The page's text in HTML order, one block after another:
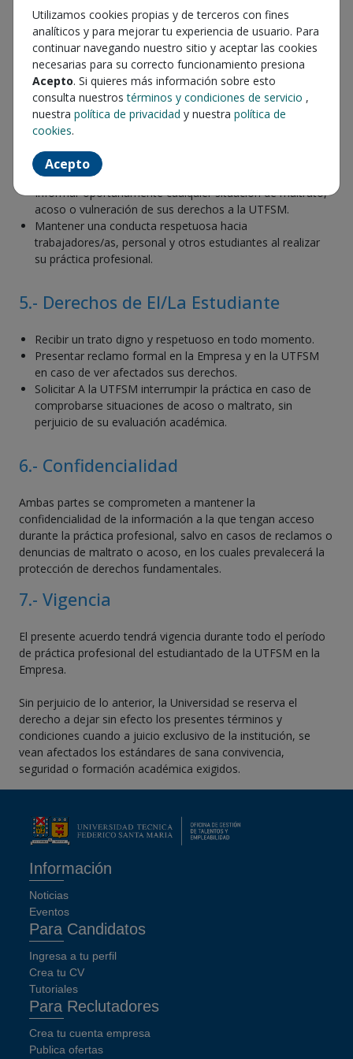
Frente a reclamos del estudiantado informar a la UTFSM,
y adoptar medidas de resguardo inmediatas.
4.- Obligaciones de El/La Estudiante
Cumplir con las tareas asignadas de acuerdo con las
instrucciones recibidas de forma colaborativa y
Respetar las normas internas de La Empresa y las
disposiciones legales vigentes.
Informar oportunamente cualquier situación de maltrato,
acoso o vulneración de sus derechos a la UTFSM.
Mantener una conducta respetuosa hacia
trabajadores/as, personal y otros estudiantes al realizar
su práctica profesional.
5.- Derechos de El/La Estudiante
Recibir un trato digno y respetuoso en todo momento.
Presentar reclamo formal en la Empresa y en la UTFSM
en caso de ver afectados sus derechos.
Solicitar A la UTFSM interrumpir la práctica en caso de
comprobarse situaciones de acoso o maltrato, sin
perjuicio de su evaluación académica.
6.- Confidencialidad
Ambas partes se comprometen a mantener la
confidencialidad de la información a la que tengan acceso
durante la práctica profesional, salvo en casos de reclamos o
denuncias de maltrato o acoso, en los cuales prevalecerá la
protección de derechos fundamentales.
7.- Vigencia
El presente acuerdo tendrá vigencia durante todo el período
de práctica profesional del estudiantado de la UTFSM en la
Empresa.
Sin perjuicio de lo anterior, la Universidad se reserva el
derecho a dejar sin efecto los presentes términos y
condiciones cuando a juicio exclusivo de la institución, se
vean afectados los estándares de sana convivencia,
seguridad o formación académica exigidos.
Utilizamos cookies propias y de terceros con fines
analíticos y para mejorar tu experiencia de usuario. Para
continuar navegando nuestro sitio y aceptar las cookies
necesarias para su correcto funcionamiento presiona
Acepto. Si quieres más información sobre esto
consulta nuestrostérminos y condiciones de servicio ,
nuestra política de privacidad y nuestra política de
cookies.
Acepto
Información
Noticias
Eventos
Para Candidatos
Ingresa a tu perfil
Crea tu CV
Tutoriales
Para Reclutadores
Crea tu cuenta empresa
Publica ofertas